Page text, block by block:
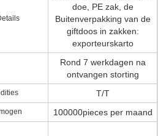
doe, PE zak, de
Buitenverpakking van de
giftdoos in zakken:
exporteurskarto
Rond 7 werkdagen na
ontvangen storting
T/T
100000pieces per maand